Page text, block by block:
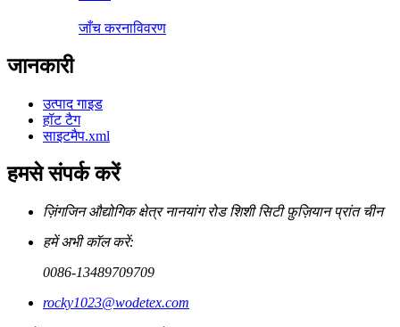
जाँच करनाविवरण
जानकारी
उत्पाद गाइड
हॉट टैग
साइटमैप.xml
हमसे संपर्क करें
ज़िंगजिन औद्योगिक क्षेत्र नानयांग रोड शिशी सिटी फ़ुज़ियान प्रांत चीन
हमें अभी कॉल करें:
0086-13489709709
rocky1023@wodetex.com